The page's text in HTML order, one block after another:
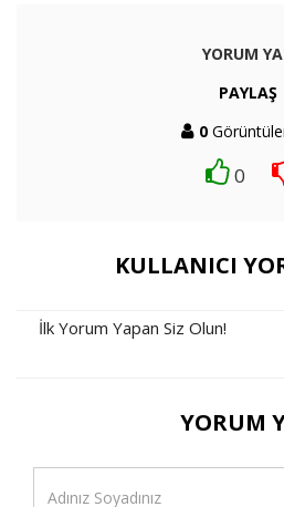
YORUM
PAYLAŞ
0
0
KULLANICI
İlk Yorum Yapan Siz Olun!
YORUM